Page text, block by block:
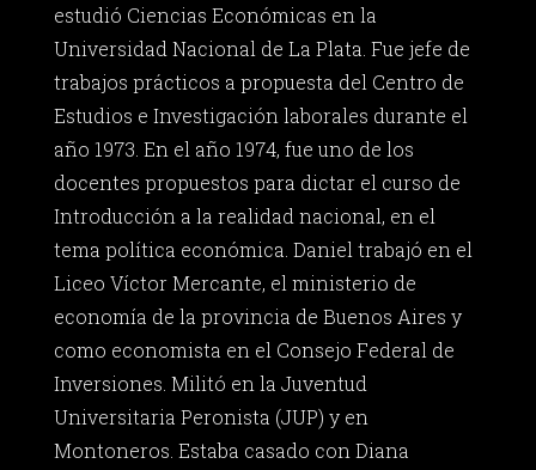
estudió Ciencias Económicas en la
Universidad Nacional de La Plata. Fue jefe de
trabajos prácticos a propuesta del Centro de
Estudios e Investigación laborales durante el
año 1973. En el año 1974, fue uno de los
docentes propuestos para dictar el curso de
Introducción a la realidad nacional, en el
tema política económica. Daniel trabajó en el
Liceo Víctor Mercante, el ministerio de
economía de la provincia de Buenos Aires y
como economista en el Consejo Federal de
Inversiones. Militó en la Juventud
Universitaria Peronista (JUP) y en
Montoneros. Estaba casado con Diana